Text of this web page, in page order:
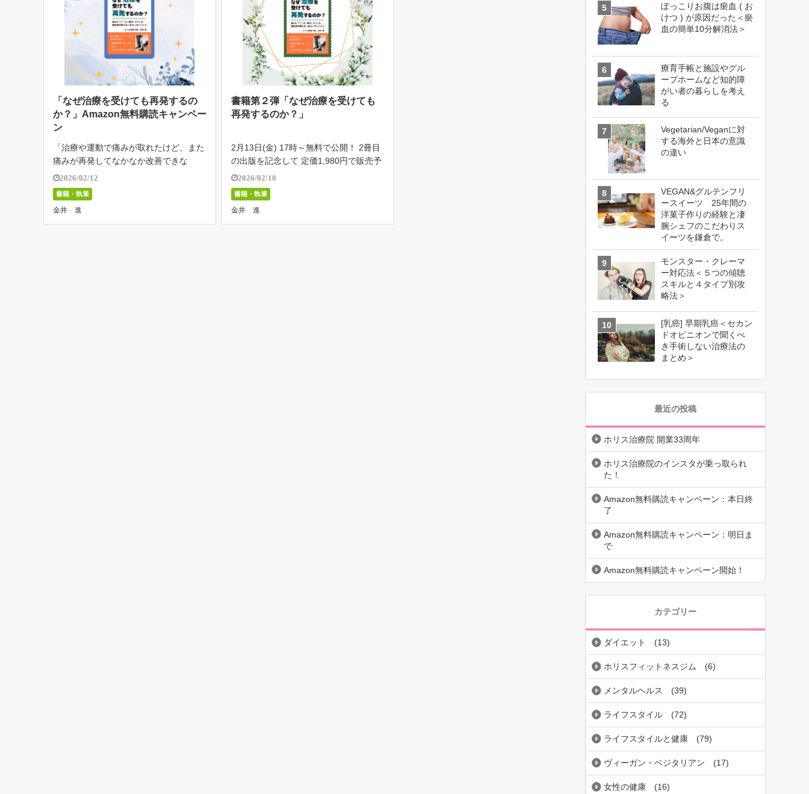
「なぜ治療を受けても再発するの
か？」Amazon無料購読キャンペー
ン
「治療や運動で痛みが取れたけど、また
痛みが再発してなかなか改善できな
い…」 誰もが気軽に情報発信できる今
の時代。 一度は良くなったのに、気づ
くとまた痛くなったり病院も整体も運動
も試したけど、結局繰り返して改善が難
しいです […]
2026/02/12
書籍・執筆
金井 進
書籍第２弾「なぜ治療を受けても
再発するのか？」
2月13日(金) 17時～無料で公開！ 2冊目
の出版を記念して 定価1,980円で販売予
定の電子書籍を6日間限定で無料公開し
ます。 この本には、「なぜ治療を受け
ても再発するのか？」について詳しく書
きました。 この本の内容 […]
2026/02/10
書籍・執筆
金井 進
ぽっこりお腹は瘀血 ( お
けつ ) が原因だった＜瘀
血の簡単10分解消法＞
療育手帳と施設やグル
ープホームなど知的障
がい者の暮らしを考え
る
Vegetarian/Veganに対
する海外と日本の意識
の違い
VEGAN&グルテンフリ
ースイーツ 25年間の
洋菓子作りの経験と凄
腕シェフのこだわりス
イーツを鎌倉で。
モンスター・クレーマ
ー対応法＜５つの傾聴
スキルと４タイプ別攻
略法＞
[乳癌] 早期乳癌＜セカン
ドオピニオンで聞くべ
き手術しない治療法の
まとめ＞
最近の投稿
ホリス治療院 開業33周年
ホリス治療院のインスタが乗っ取られ
た！
Amazon無料購読キャンペーン：本日終
了
Amazon無料購読キャンペーン：明日ま
で
Amazon無料購読キャンペーン開始！
カテゴリー
ダイエット (13)
ホリスフィットネスジム (6)
メンタルヘルス (39)
ライフスタイル (72)
ライフスタイルと健康 (79)
ヴィーガン・ベジタリアン (17)
女性の健康 (16)